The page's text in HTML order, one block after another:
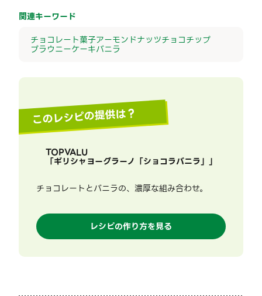
関連キーワード
チョコレート菓子アーモンドナッツチョコチップ
ブラウニーケーキバニラ
このレシピの提供は？
TOPVALU
「ギリシャヨーグラーノ「ショコラバニラ」 」
チョコレートとバニラの、濃厚な組み合わせ。
レシピの作り方を見る